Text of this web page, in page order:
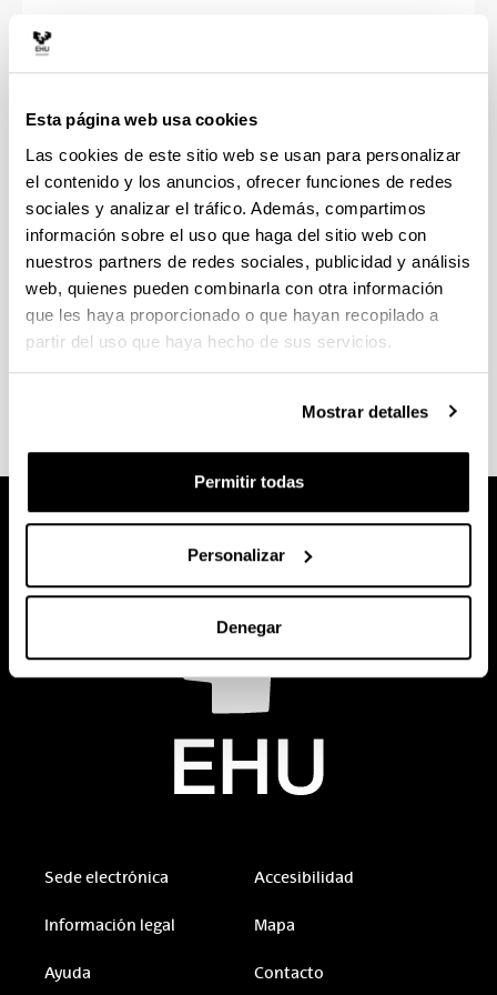
Esta página web usa cookies
Las cookies de este sitio web se usan para personalizar
el contenido y los anuncios, ofrecer funciones de redes
sociales y analizar el tráfico. Además, compartimos
información sobre el uso que haga del sitio web con
nuestros partners de redes sociales, publicidad y análisis
web, quienes pueden combinarla con otra información
que les haya proporcionado o que hayan recopilado a
partir del uso que haya hecho de sus servicios.
Mostrar detalles
Permitir todas
Personalizar
Denegar
Preinscripción
Matrícula de 1º
Sede electrónica Accesibilidad
Información legal Mapa
Ayuda Contacto